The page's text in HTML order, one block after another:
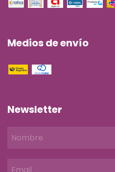
Medios de envío
Newsletter